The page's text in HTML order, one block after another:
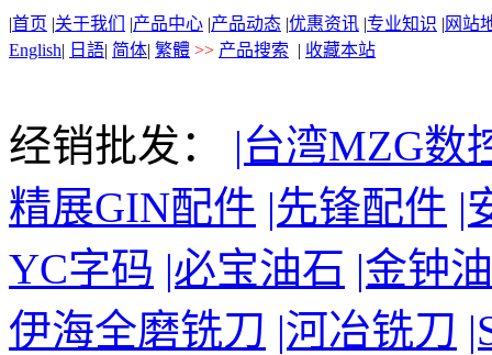
|首页 |关于我们 |产品中心 |产品动态 |优惠资讯 |专业知识 | 网站
English| 日語| 简体| 繁體 >> 产品搜索 | 收藏本站
经销批发：
|台湾MZG数
精展GIN配件 |先锋配件 |
YC字码 |必宝油石 |金钟
伊海全磨铣刀 |河冶铣刀